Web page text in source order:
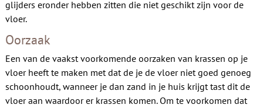
Kasten
Links
Contact
glijders eronder hebben zitten die niet geschikt zijn voor de
vloer.
Oorzaak
Een van de vaakst voorkomende oorzaken van krassen op je
vloer heeft te maken met dat de je de vloer niet goed genoeg
schoonhoudt, wanneer je dan zand in je huis krijgt tast dit de
vloer aan waardoor er krassen komen. Om te voorkomen dat